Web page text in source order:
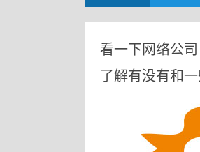
看一下网络公司
了解有没有和